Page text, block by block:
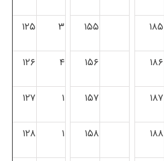
۱۸۵ ۱۵۵ ۳ ۱۲۵
۱۸۶ ۱۵۶ ۴ ۱۲۶
۱۸۷ ۱۵۷ ۱ ۱۲۷
۱۸۸ ۱۵۸ ۱ ۱۲۸